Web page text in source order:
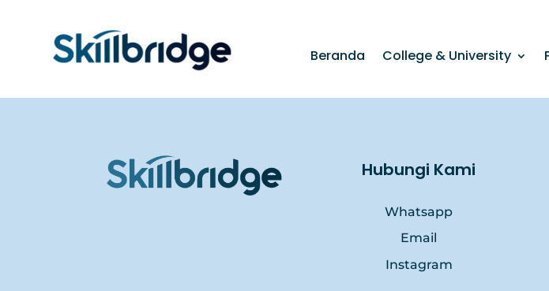
Beranda College & University
Hubungi Kami
Whatsapp
Email
Instagram